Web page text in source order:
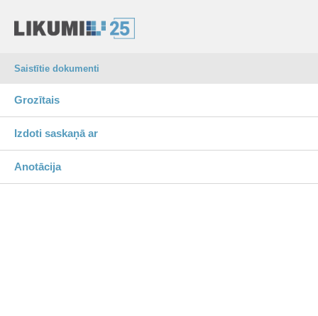
Saistītie dokumenti
Grozītais
Izdoti saskaņā ar
Anotācija